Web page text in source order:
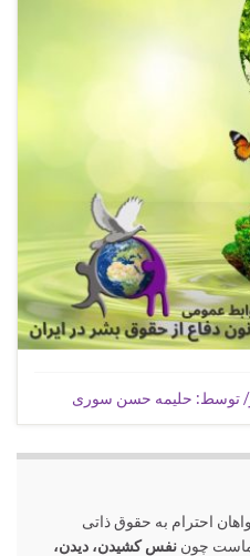
توسط: حلیمه حسن سوری
احترام به حقوق ذاتی
ماست چون نفس کشیدن، دیدن،